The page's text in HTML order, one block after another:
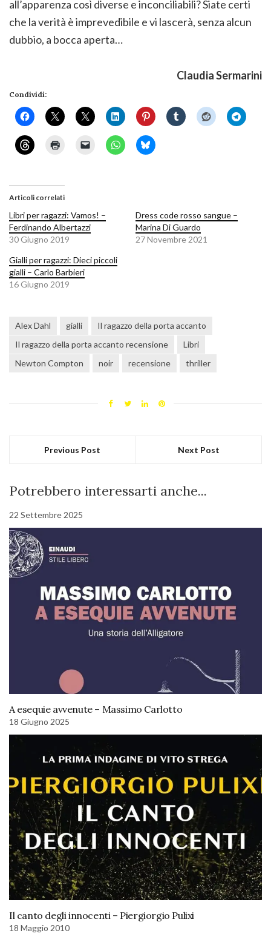
all’apparenza così diverse e inconciliabili? Siate certi
che la verità è imprevedibile e vi lascerà, senza alcun
dubbio, a bocca aperta…
Claudia Sermarini
Condividi:
Articoli correlati
Libri per ragazzi: Vamos! –
Ferdinando Albertazzi
30 Giugno 2019
Dress code rosso sangue –
Marina Di Guardo
27 Novembre 2021
Gialli per ragazzi: Dieci piccoli
gialli – Carlo Barbieri
16 Giugno 2019
Alex Dahl gialli
Il ragazzo della porta accanto
Il ragazzo della porta accanto recensione
Libri
Newton Compton
noir recensione thriller
Previous Post Next Post
Potrebbero interessarti anche...
22 Settembre 2025
A esequie avvenute – Massimo Carlotto
18 Giugno 2025
Il canto degli innocenti – Piergiorgio Pulixi
18 Maggio 2010